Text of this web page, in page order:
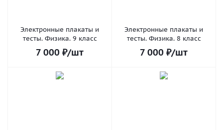
Электронные плакаты и
тесты. Физика. 9 класс
7 000 ₽/шт
Электронные плакаты и
тесты. Физика. 8 класс
7 000 ₽/шт